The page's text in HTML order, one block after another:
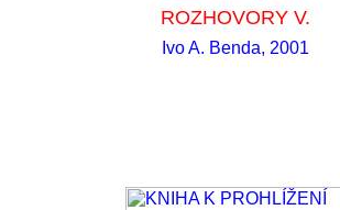
ROZHOVORY V.
Ivo A. Benda, 2001